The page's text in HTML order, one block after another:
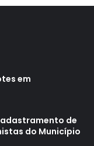
em
de
do Município